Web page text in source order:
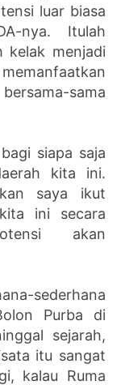
luar biasa
nya. Itulah
kelak menjadi
sama
siapa saja
kita ini.
saya ikut
ini secara
akan
sederhana
Purba di
sejarah,
itu sangat
kalau Ruma